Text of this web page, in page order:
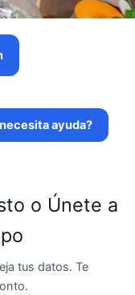
ayuda?
o Únete a
tus datos. Te